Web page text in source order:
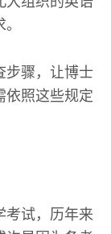
步骤，让博士
依照这些规定
考试，历年来